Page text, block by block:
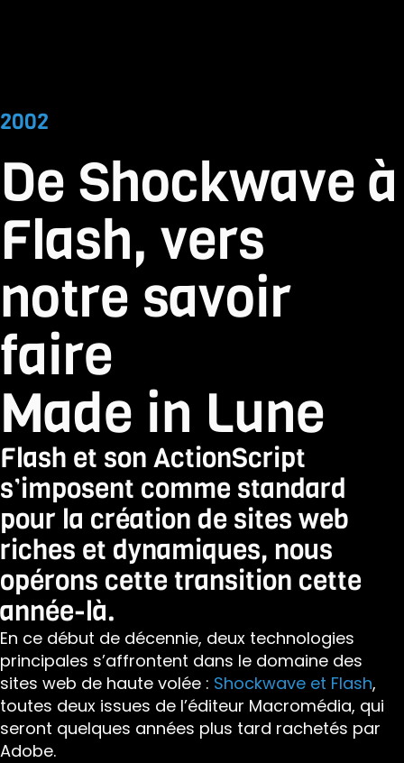
2002
De Shockwave à
Flash, vers
notre savoir
faire
Made in Lune
Flash et son ActionScript
s’imposent comme standard
pour la création de sites web
riches et dynamiques, nous
opérons cette transition cette
année-là.
En ce début de décennie, deux technologies
principales s’affrontent dans le domaine des
sites web de haute volée : Shockwave et Flash,
toutes deux issues de l’éditeur Macromédia, qui
seront quelques années plus tard rachetés par
Adobe.